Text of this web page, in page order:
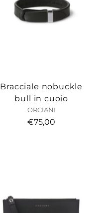
Bracciale nobuckle
bull in cuoio
ORCIANI
€75,00